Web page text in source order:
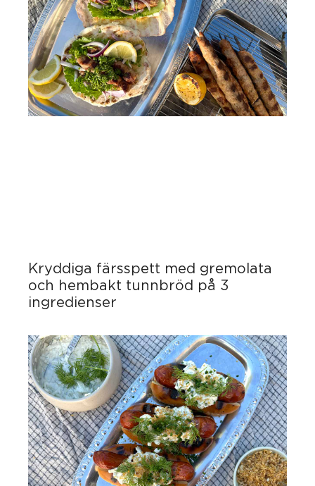
Kryddiga färsspett med gremolata
och hembakt tunnbröd på 3
ingredienser